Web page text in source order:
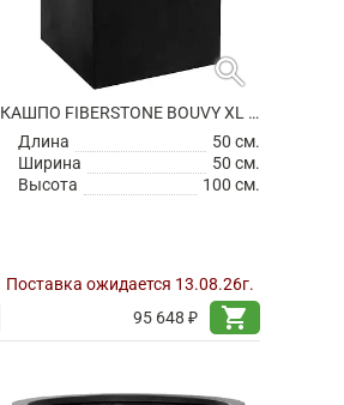
search
КАШПО FIBERSTONE BOUVY XL BLACK
Длина
50 см.
Ширина
50 см.
Высота
100 см.
Поставка ожидается 13.08.26г.
95 648 ₽
shopping_cart